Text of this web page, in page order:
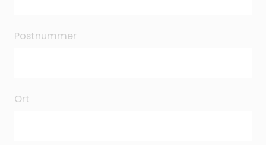
Postnummer
Ort